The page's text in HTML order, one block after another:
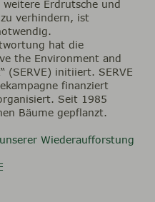
Erdrutsche und
verhindern, ist
hat die
the Environment and
(SERVE) initiiert. SERVE
finanziert
Seit 1985
Bäume gepflanzt.
Wiederaufforstung